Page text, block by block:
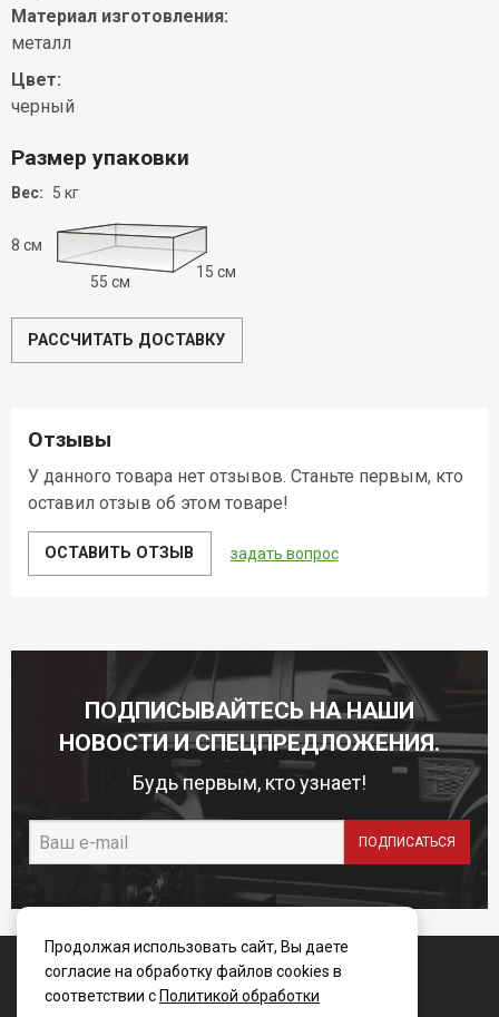
Материал изготовления:
металл
Цвет:
черный
Размер упаковки
Вес: 5 кг
8 см
55 см
15 см
РАССЧИТАТЬ ДОСТАВКУ
Отзывы
У данного товара нет отзывов. Станьте первым, кто
оставил отзыв об этом товаре!
ОСТАВИТЬ ОТЗЫВ задать вопрос
ПОДПИСЫВАЙТЕСЬ НА НАШИ
НОВОСТИ И СПЕЦПРЕДЛОЖЕНИЯ.
Будь первым, кто узнает!
© WINBO-Russia 2006 - 2025
Продолжая использовать сайт, Вы даете
согласие на обработку файлов cookies в
соответствии с Политикой обработки